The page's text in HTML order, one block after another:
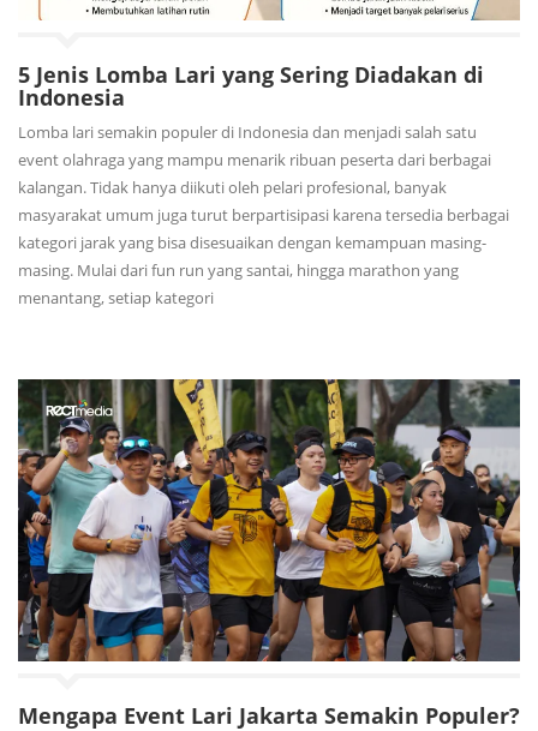
5 Jenis Lomba Lari yang Sering Diadakan di
Indonesia
Lomba lari semakin populer di Indonesia dan menjadi salah satu
event olahraga yang mampu menarik ribuan peserta dari berbagai
kalangan. Tidak hanya diikuti oleh pelari profesional, banyak
masyarakat umum juga turut berpartisipasi karena tersedia berbagai
kategori jarak yang bisa disesuaikan dengan kemampuan masing-
masing. Mulai dari fun run yang santai, hingga marathon yang
menantang, setiap kategori
Mengapa Event Lari Jakarta Semakin Populer?